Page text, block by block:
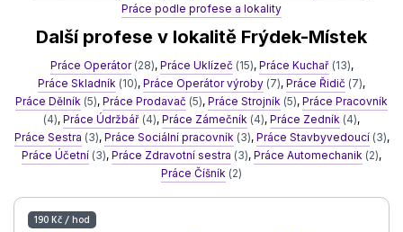
Práce podle profese a lokality
Další profese v lokalitě Frýdek-Místek
Práce Operátor (28), Práce Uklízeč (15), Práce Kuchař (13),
Práce Skladník (10), Práce Operátor výroby (7), Práce Řidič (7),
Práce Dělník (5), Práce Prodavač (5), Práce Strojník (5), Práce Pracovník
(4), Práce Údržbář (4), Práce Zámečník (4), Práce Zedník (4),
Práce Sestra (3), Práce Sociální pracovník (3), Práce Stavbyvedoucí (3),
Práce Účetní (3), Práce Zdravotní sestra (3), Práce Automechanik (2),
Práce Číšník (2)
190 Kč / hod